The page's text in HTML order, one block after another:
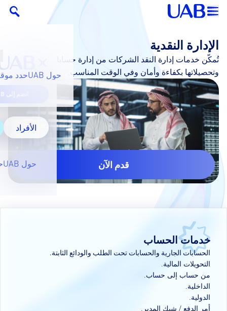
انضم إلى UAB
الأفراد
حول UAB
حول UAB حدد
الإدارة النقدية
تُمكّن خدمات إدارة النقد الشركات من إدارة حساباتها ومدفوعاتها
وتحصيلاتها بكفاءة وأمان وفي الوقت المناسب.
قدم الآن
خدمات الحساب
الحسابات الجارية والحسابات تحت الطلب والودائع الثابتة.
التحويلات المالية.
من حساب إلى حساب.
الداخلية.
الدولية.
أمر الدفع / شيك المدير.